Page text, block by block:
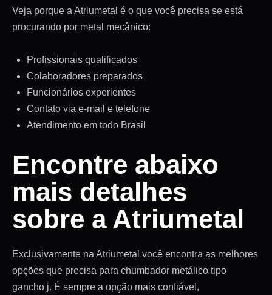
Veja porque a Atriumetal é o que você precisa se está
procurando por metal mecânico:
Profissionais qualificados
Colaboradores preparados
Funcionários experientes
Contato via e-mail e telefone
Atendimento em todo Brasil
Encontre abaixo
mais detalhes
sobre a Atriumetal
Exclusivamente na Atriumetal você encontra as melhores
opções que precisa para chumbador metálico tipo
gancho j. É sempre a opção mais confiável,